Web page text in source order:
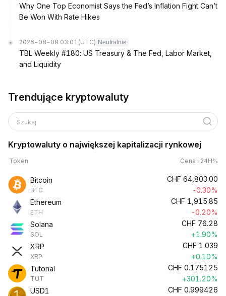
Why One Top Economist Says the Fed’s Inflation Fight Can’t
Be Won With Rate Hikes
2026-08-08 03:01 (UTC) Neutralnie
TBL Weekly #180: US Treasury & The Fed, Labor Market,
and Liquidity
Trendujące kryptowaluty
Szukaj
Kryptowaluty o największej kapitalizacji rynkowej
Token Cena i 24H%
Bitcoin
BTC
CHF 64,803.00
-0.30%
Ethereum
ETH
CHF 1,915.85
-0.20%
Solana
SOL
CHF 76.28
+1.90%
XRP
XRP
CHF 1.039
+0.10%
Tutorial
TUT
CHF 0.175125
+301.20%
USD1
CHF 0.999426